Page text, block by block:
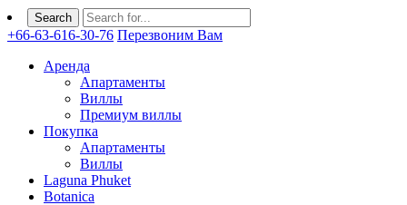
+66-63-616-30-76 Перезвоним Вам
Аренда
Апартаменты
Виллы
Премиум виллы
Покупка
Апартаменты
Виллы
Laguna Phuket
Botanica